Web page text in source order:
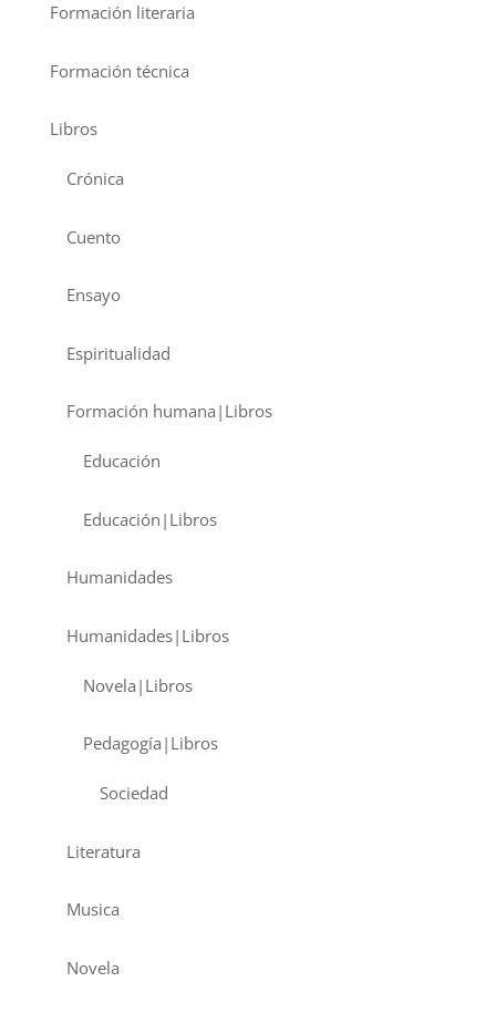
Formación literaria
Formación técnica
Libros
Crónica
Cuento
Ensayo
Espiritualidad
Formación humana|Libros
Educación
Educación|Libros
Humanidades
Humanidades|Libros
Novela|Libros
Pedagogía|Libros
Sociedad
Literatura
Musica
Novela